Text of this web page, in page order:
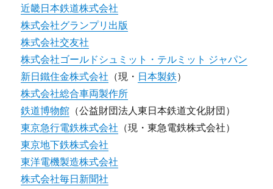
近畿日本鉄道株式会社
株式会社グランプリ出版
株式会社交友社
株式会社ゴールドシュミット・テルミット ジャパン
新日鐵住金株式会社 （現・ 日本製鉄）
株式会社総合車両製作所
鉄道博物館 （公益財団法人東日本鉄道文化財団）
東京急行電鉄株式会社 （現・東急電鉄株式会社）
東京地下鉄株式会社
東洋電機製造株式会社
株式会社毎日新聞社